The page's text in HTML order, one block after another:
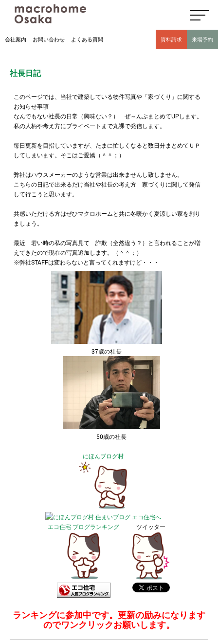
高気密高断熱住宅のマクロホーム大阪の社長日記(豊中市 モデルハウス有)
会社案内 お問い合わせ よくある質問 資料請求 来場予約
社長日記
このページでは、当社で建築している物件写真や「家づくり」に関する
お知らせ事項
なんでもない社長の日常（興味ない？） ぜ～んぶまとめてUPします。
私の人柄や考え方にプライベートまで丸裸で発信します。
毎日更新を目指していますが、たまに忙しくなると数日分まとめてＵＰ
してしまいます。そこはご愛嬌（＾＾；）
弊社はハウスメーカーのような営業は出来ませんし致しません。
こちらの日記で出来るだけ当社や社長の考え方 家づくりに関して発信
して行こうと思います。
共感いただける方はぜひマクロホームと共に冬暖かく夏涼しい家を創り
ましょう。
最近 若い時の私の写真見て 詐欺（全然違う？）と言われることが増
えてきたので現在の写真追加します。（＾＾；）
※弊社STAFFは変わらないと言ってくれますけど・・・
37歳の社長
50歳の社長
にほんブログ村
エコ住宅 ブログランキング ツイッター
ランキングに参加中です。更新の励みになります
のでワンクリックお願いします。